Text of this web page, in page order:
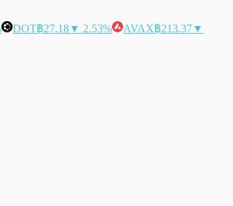
DOT฿27.18▼ 2.53% AVAX฿213.37▼